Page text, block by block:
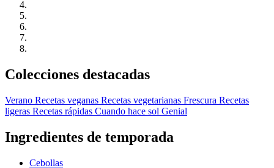
Colecciones destacadas
Verano Recetas veganas Recetas vegetarianas Frescura Recetas
ligeras Recetas rápidas Cuando hace sol Genial
Ingredientes de temporada
Cebollas